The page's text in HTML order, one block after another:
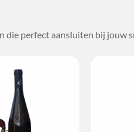
die perfect aansluiten bij jouw